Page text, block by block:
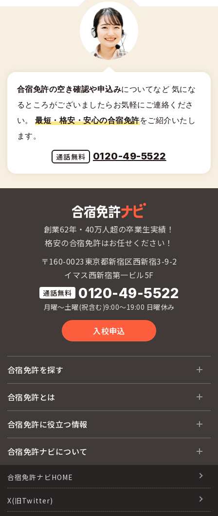
合宿免許の空き確認や申込みについてなど 気にな
るところがございましたらお気軽にご連絡くださ
い。
最短・格安・安心の合宿免許をご紹介いたし
ます。
0120-49-5522
創業62年・40万人超の卒業生実績！
格安の合宿免許はお任せください！
〒160-0023東京都新宿区西新宿3-9-2
イマス西新宿第一ビル5F
0120-49-5522
月曜〜土曜(祝含む)9:00〜19:00 日曜休み
入校申込
合宿免許を探す
全国 教習所一覧
運転免許の種類(車種)
格安シーズン料金
出発地別おすすめ校
合宿免許とは
合宿免許とは
合宿免許選びのアドバイス
合宿免許の入校までの流れ
合宿免許での免許取得の流れ
合宿免許に役立つ情報
合宿免許に役立つ情報
合宿免許ナビについて
会社情報・代表メッセージ
会社概要
合宿免許ナビHOME
X(旧Twitter)